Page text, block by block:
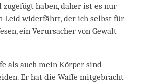
haben, daher ist es nur
Leid widerfährt, der ich selbst für
ein Verursacher von Gewalt
als auch mein Körper sind
Er hat die Waffe mitgebracht